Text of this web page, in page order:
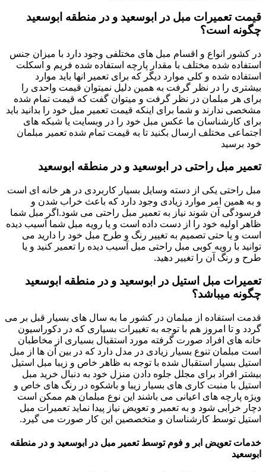
قیمت تعمیرات مبل در ابوسعید و در منطقه ابوسعید
چگونه است؟
در کشور انواع و اقسام مبل های مختلفی وجود دارد با میزان جنس
استفاده شده مختلف با مقدار پارچه استفاده شده فریم و اسکلت
استفاده شده و کلی موارد دیگر که برای تعمیر انها باید موارد
بیشتری را در نظر گرفت به همین دلیل نمیتوان قیمت واحدی را
برای هر مبلمان در نظر گرفت و میتوان گفت که قیمت تمام شده
مشخصی ندارند و شما برای اینکه قیمت تعمیر مبل خود را بدانید باید
برای کارشناسان ما عکس مبل خود را در وبسایت یا شبکه های
اجتماعی مختلف ارسال بکنید تا به قیمت تمام شده تعمیر مبلمان
خود برسید
تعمیر مبل راحتی در ابوسعید و در منطقه ابوسعید
مبل راحتی یکی از دسته وسایل بسیار کاربردی در هر خانه ای است
و به همین امر موارد زیادی وجود دارد که باعث خراب شدن و
فرسودگی آن شوند نیاز به تعمیر مبل راحتی می شود.اگر مبل شما
ظاهر اولیه خود را از دست داده است و یا رویه مبل شما آسیب دیده
است و یا حتی تصمیم به تغییر رنگ و طرح مبل خود را دارید می
توانید با رویه کوبی مبل راحتی مبل آسیب دیده را تعمیر کنید و یا
طرح و رنگ آن را تغییر دهید.
تعمیرات مبل استیل در ابوسعید و در منطقه ابوسعید
چگونه میباشد؟
قدمت استفاده از مبلمان در کشور ما به سال های بسیار قبل بر می
گردد و تا امروز هم با توجه به تغییرات بسیاری که در دکوراسیون
خانه های افراد صورت گرفته مورد استقبال بسیاری از مخاطبان
است مبلمان تنوع بسیار زیادی در مدل دارد که در بین آن ها از مبل
استیل بسیار استقبال شده با توجه به ظاهر خاص و زیبا مبل استیل
بیشتر افراد برای مجلل جلوه دادن منزل خود به دنبال خرید مبل
استیل با منبت کاری های بسیار زیبا و باشکوه در رنگ های خاص و
ویژه پارچه های اعیانی می باشند این نوع مبلمان هم ممکن است
دچار خرابی شود و به تعمیر و تعویض نیاز پیدا نماید تعمیرات مبل
استیل توسط کارشناسان و متخصصین این کار صورت می گیرد.
خدمات تعویض ابر و فوم توسط تعمیر مبل در ابوسعید و در منطقه
ابوسعید